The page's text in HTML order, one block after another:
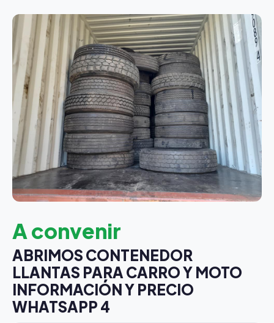
A convenir
ABRIMOS CONTENEDOR
LLANTAS PARA CARRO Y MOTO
INFORMACIÓN Y PRECIO
WHATSAPP 4